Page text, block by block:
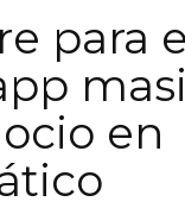
para
en